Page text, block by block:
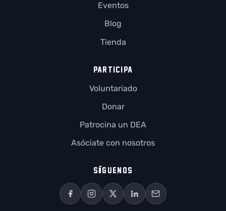
Eventos
Blog
Tienda
PARTICIPA
Voluntariado
Donar
Patrocina un DEA
Asóciate con nosotros
SÍGUENOS